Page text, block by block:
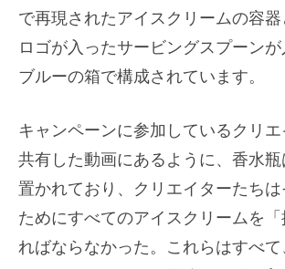
で再現されたアイスクリームの容
ロゴが入ったサービングスプーン
ブルーの箱で構成されています。
キャンペーンに参加しているクリ
共有した動画にあるように、香水
置かれており、クリエイターたち
ためにすべてのアイスクリームを
ればならなかった。これらはすべ